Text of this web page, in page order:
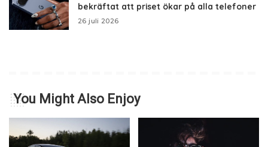
bekräftat att priset ökar på alla telefoner
26 juli 2026
You Might Also Enjoy